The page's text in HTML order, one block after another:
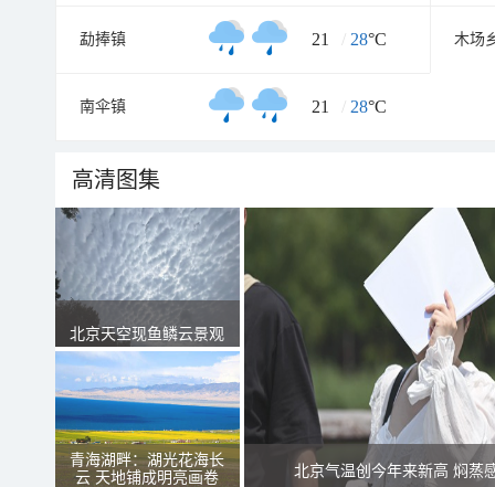
勐捧镇 21 / 28°C 木场
南伞镇 21 / 28°C
高清图集
北京天空现鱼鳞云景观
青海湖畔：湖光花海长
云 天地铺成明亮画卷
北京气温创今年来新高 焖蒸